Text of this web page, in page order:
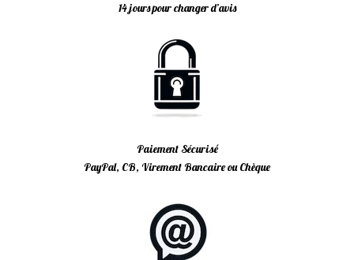
14 jours pour changer d’avis
Paiement Sécurisé
PayPal, CB, Virement Bancaire ou Chèque